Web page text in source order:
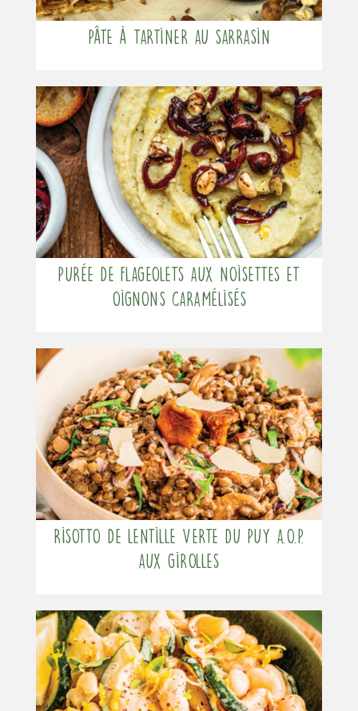
Pâte à tartiner au sarrasin
Purée de flageolets aux noisettes et
oignons caramélisés
Risotto de Lentille verte du Puy A.O.P.
aux girolles